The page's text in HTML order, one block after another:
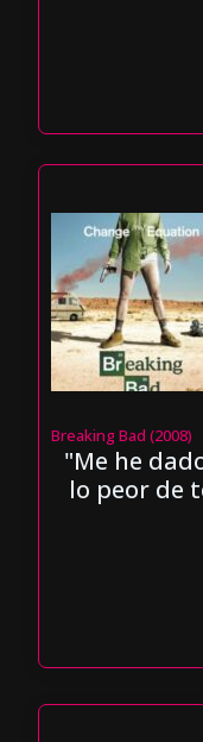
Breaking Bad (2008)
"Me he
lo peor de